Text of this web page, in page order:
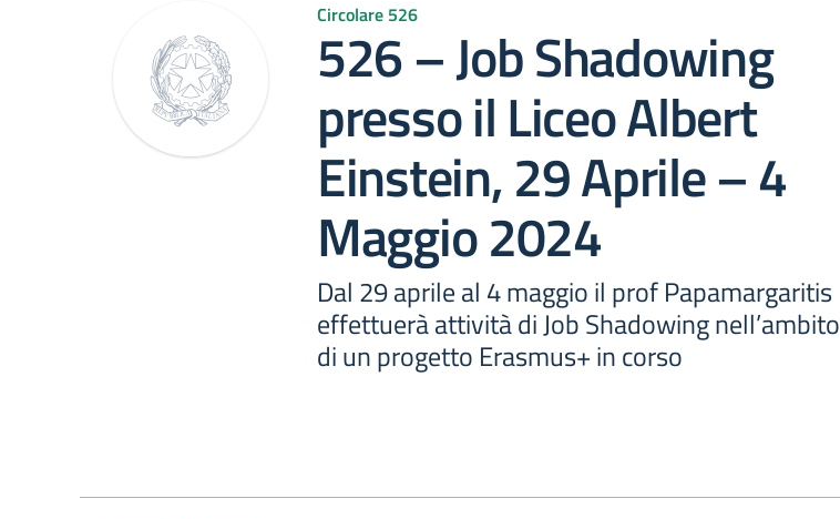
Circolare 526
526 – Job Shadowing
presso il Liceo Albert
Einstein, 29 Aprile – 4
Maggio 2024
Dal 29 aprile al 4 maggio il prof Papamargaritis
effettuerà attività di Job Shadowing nell’ambito
di un progetto Erasmus+ in corso